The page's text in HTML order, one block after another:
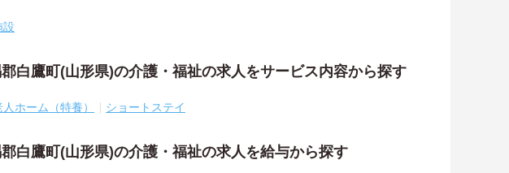
設
白鷹町(山形県)の介護・福祉の求人をサービス内容から探す
ホーム（特養） ショートステイ
白鷹町(山形県)の介護・福祉の求人を給与から探す